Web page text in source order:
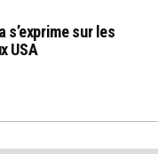
s’exprime sur les
USA